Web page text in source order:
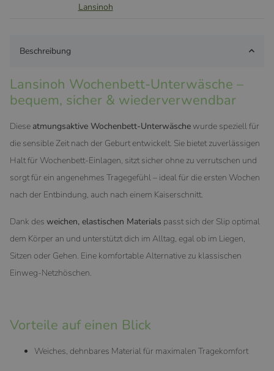
Lansinoh
Beschreibung
Lansinoh Wochenbett-Unterwäsche –
bequem, sicher & wiederverwendbar
Diese atmungsaktive Wochenbett-Unterwäsche wurde speziell für
die sensible Zeit nach der Geburt entwickelt. Sie bietet zuverlässigen
Halt für Wochenbett-Einlagen, sitzt sicher ohne zu verrutschen und
sorgt für ein angenehmes Tragegefühl – ideal für die ersten Wochen
nach der Entbindung, auch nach einem Kaiserschnitt.
Dank des weichen, elastischen Materials passt sich der Slip optimal
dem Körper an und unterstützt dich im Alltag, egal ob im Liegen,
Sitzen oder Gehen. Eine komfortable Alternative zu klassischen
Einweg-Netzhöschen.
Vorteile auf einen Blick
Weiches, dehnbares Material für maximalen Tragekomfort